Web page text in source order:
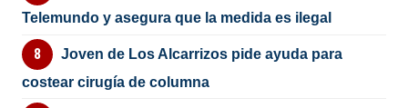
Telemundo y asegura que la medida es ilegal
Joven de Los Alcarrizos pide ayuda para
costear cirugía de columna